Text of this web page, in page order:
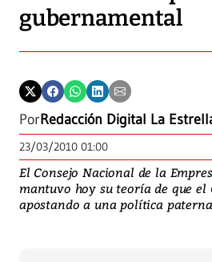
gubernamental
PorRedacción Digital La
23/03/2010 01:00
El Consejo Nacional de la
mantuvo hoy su teoría de que el
apostando a una política